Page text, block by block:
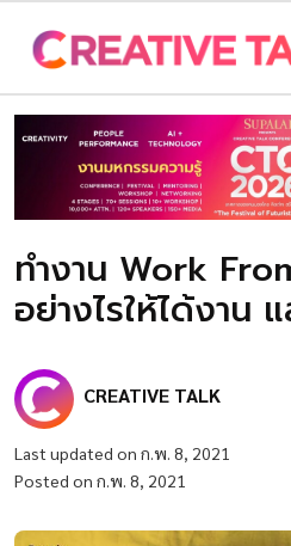
ทำงาน Work
อย่างไรให้ได้งาน
CREATIVE TALK
Last updated on ก.พ. 8, 2021
Posted on ก.พ. 8, 2021